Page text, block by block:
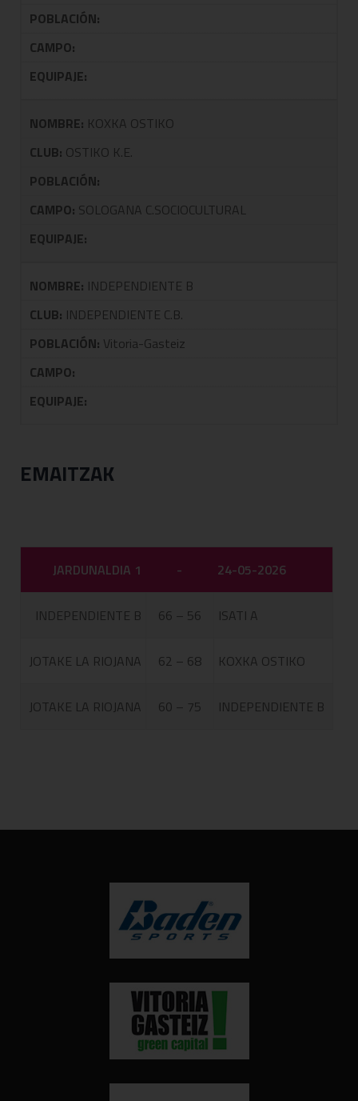
POBLACIÓN:
CAMPO:
EQUIPAJE:
NOMBRE: KOXKA OSTIKO
CLUB: OSTIKO K.E.
POBLACIÓN:
CAMPO: SOLOGANA C.SOCIOCULTURAL
EQUIPAJE:
NOMBRE: INDEPENDIENTE B
CLUB: INDEPENDIENTE C.B.
POBLACIÓN: Vitoria-Gasteiz
CAMPO:
EQUIPAJE:
EMAITZAK
JARDUNALDIA 1 - 24-05-2026
INDEPENDIENTE B 66 – 56 ISATI A
JOTAKE LA RIOJANA 62 – 68 KOXKA OSTIKO
JOTAKE LA RIOJANA 60 – 75 INDEPENDIENTE B